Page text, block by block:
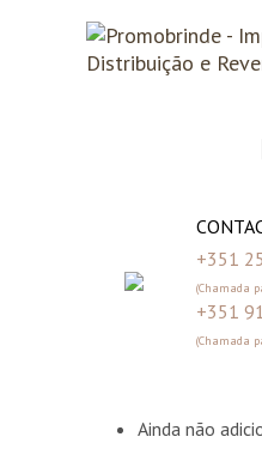
+351
(Chamada
+351
(Chamada
Ainda não